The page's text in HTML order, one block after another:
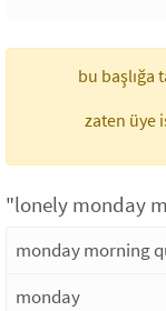
bu başlığa
zaten üye
"lonely monday
monday morning
monday